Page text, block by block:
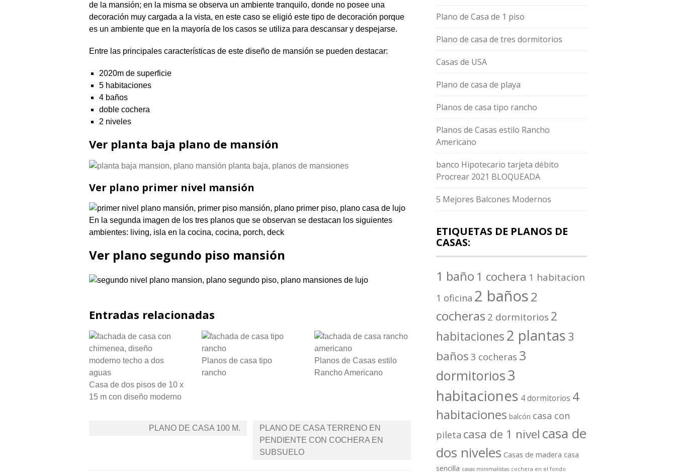
de la mansión; en la misma se observa un ambiente tranquilo, donde no posee una
decoración muy cargada a la vista, en este caso se eligió este tipo de decoración porque
es un ambiente que en la mayoría de los casos se utiliza para descansar y despejarse.
Entre las principales características de este diseño de mansión se pueden destacar:
2020m de superficie
5 habitaciones
4 baños
doble cochera
2 niveles
Ver planta baja plano de mansión
Ver plano primer nivel mansión
En la segunda imagen de los tres planos que se observan se destacan los siguientes
ambientes: living, isla en la cocina, cocina, porch, deck
Ver plano segundo piso mansión
Entradas relacionadas
Casa de dos pisos de 10 x
15 m con diseño moderno
Planos de casa tipo
rancho
Planos de Casas estilo
Rancho Americano
NavegaciónPLANO DE CASA 100 M.
PLANO DE CASA TERRENO EN
PENDIENTE CON COCHERA EN
SUBSUELO
Plano de Casa de 1 piso
Plano de casa de tres dormitorios
Casas de USA
Plano de casa de playa
Planos de casa tipo rancho
Planos de Casas estilo Rancho
Americano
banco Hipotecario tarjeta débito
Procrear 2021 BLOQUEADA
5 Mejores Balcones Modernos
ETIQUETAS DE PLANOS DE
CASAS:
1 baño 1 cochera 1 habitacion
1 oficina 2 baños2
cocheras 2 dormitorios 2
habitaciones2 plantas3
baños 3 cocheras 3
dormitorios3
habitaciones 4 dormitorios 4
habitaciones balcón casa con
pileta casa de 1 nivel casa de
dos niveles Casas de madera casa
sencilla casas minimalistas cochera en el fondo